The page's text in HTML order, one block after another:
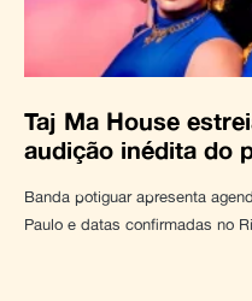
Taj Ma House
audição inédita do
Banda potiguar apresenta
Paulo e datas confirmadas no